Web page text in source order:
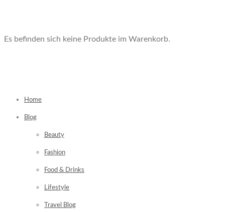
Es befinden sich keine Produkte im Warenkorb.
Home
Blog
Beauty
Fashion
Food & Drinks
Lifestyle
Travel Blog